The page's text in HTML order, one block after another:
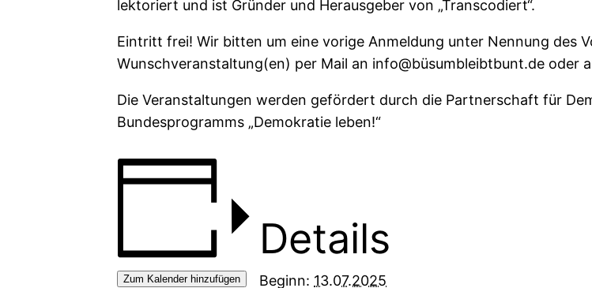
lektoriert und ist Gründer und Herausgeber von „Transcodiert“.
Eintritt frei! Wir bitten um eine vorige Anmeldung unter Nennung des
Wunschveranstaltung(en) per Mail an info@büsumbleibtbunt.de oder
Die Veranstaltungen werden gefördert durch die Partnerschaft für
Bundesprogramms „Demokratie leben!“
Zum Kalender hinzufügen
Details
Beginn: 13.07.2025